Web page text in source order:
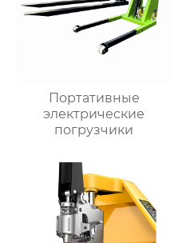
Портативные
электрические
погрузчики